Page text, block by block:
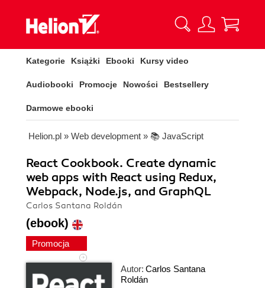
Kategorie Książki Ebooki Kursy video
Audiobooki Promocje Nowości Bestsellery
Darmowe ebooki
Helion.pl » Web development » 📚 JavaScript
React Cookbook. Create dynamic
web apps with React using Redux,
Webpack, Node.js, and GraphQL
Carlos Santana Roldán
(ebook)
Promocja
Autor: Carlos Santana
Roldán